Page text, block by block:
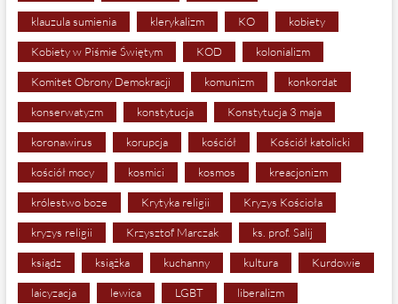
klauzula sumienia klerykalizm KO kobiety
Kobiety w Piśmie Świętym KOD kolonializm
Komitet Obrony Demokracji komunizm konkordat
konserwatyzm konstytucja Konstytucja 3 maja
koronawirus korupcja kościół Kościół katolicki
kościół mocy kosmici kosmos kreacjonizm
królestwo boze Krytyka religii Kryzys Kościoła
kryzys religii Krzysztof Marczak ks. prof. Salij
ksiądz książka kuchanny kultura Kurdowie
laicyzacja lewica LGBT liberalizm